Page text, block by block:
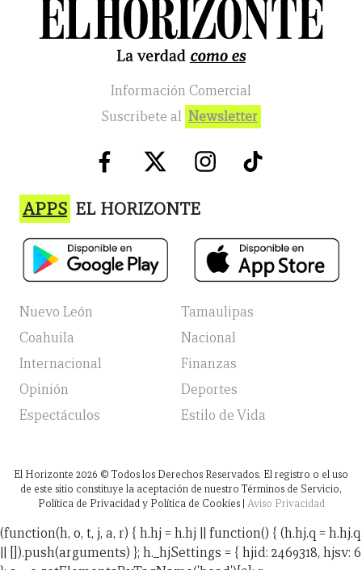
Información Comercial
Suscribete al Newsletter
APPS EL HORIZONTE
Nuevo León
Tamaulipas
Coahuila
Nacional
Internacional
Finanzas
Opinión
Deportes
Espectáculos
Estilo de Vida
El Horizonte 2026 © Todos los Derechos Reservados. El registro o el uso
de este sitio constituye la aceptación de nuestro Términos de Servicio,
Política de Privacidad y Política de Cookies | Aviso Privacidad
(function(h, o, t, j, a, r) { h.hj = h.hj || function() { (h.hj.q = h.hj.q
|| []).push(arguments) }; h._hjSettings = { hjid: 2469318, hjsv: 6